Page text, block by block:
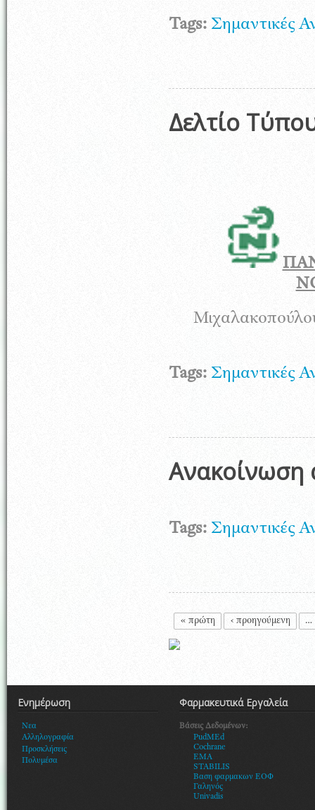
Tags: Σημαντικές
Δελτίο
Tags: Σημαντικές
Ανακοίνωση
Tags: Σημαντικές
Σελίδες
« πρώτη ‹ προηγούμενη …
Ενημέρωση
Νεα
Αλληλογραφία
Προσκλήσεις
Πολυμέσα
Φαρμακευτικά Εργαλεία
Βάσεις Δεδομένων:
PudMEd
Cochrane
EMA
STABILIS
Βαση φαρμακων ΕΟΦ
Γαληνός
Univadis